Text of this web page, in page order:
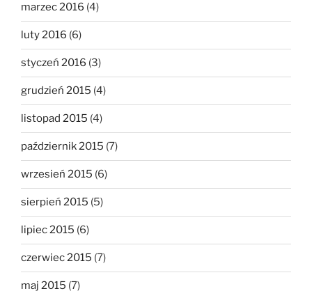
marzec 2016 (4)
luty 2016 (6)
styczeń 2016 (3)
grudzień 2015 (4)
listopad 2015 (4)
październik 2015 (7)
wrzesień 2015 (6)
sierpień 2015 (5)
lipiec 2015 (6)
czerwiec 2015 (7)
maj 2015 (7)